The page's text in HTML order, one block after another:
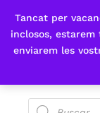
Tancat per
inclosos, estarem
enviarem les
Fes-